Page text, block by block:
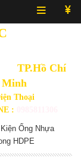
TP.Hồ Chí
Minh
Thoại
:
Ống Nhựa
HDPE